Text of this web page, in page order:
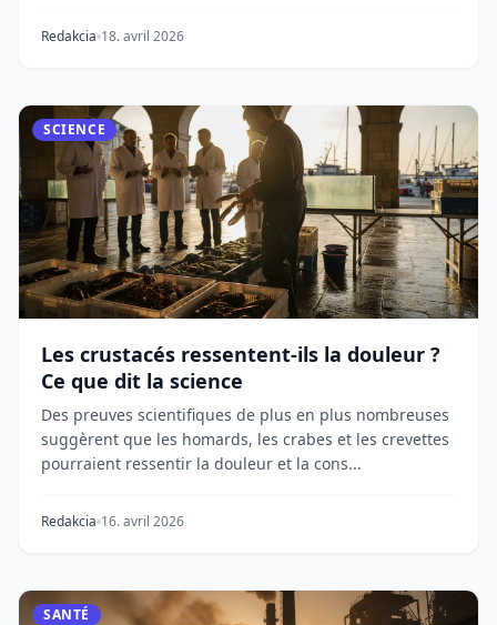
Redakcia 18. avril 2026
SCIENCE
Les crustacés ressentent-ils la douleur ?
Ce que dit la science
Des preuves scientifiques de plus en plus nombreuses
suggèrent que les homards, les crabes et les crevettes
pourraient ressentir la douleur et la cons...
Redakcia 16. avril 2026
SANTÉ